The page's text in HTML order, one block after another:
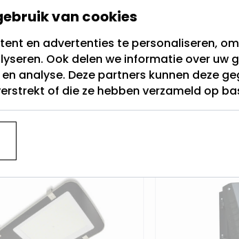
64,95
het product
100 dagen bedenktijd Direct geleverd uit
van cookies
en advertenties te personaliseren,
Ook delen we informatie over uw
analyse. Deze partners kunnen deze
of die ze hebben verzameld op